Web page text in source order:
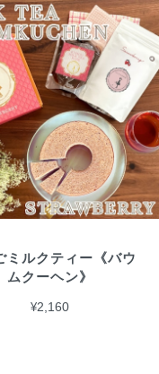
ミルクティー《バウ
ムクーヘン》
¥2,160